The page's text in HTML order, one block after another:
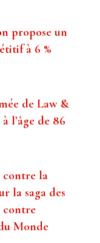
propose un
à 6 %
de Law &
l’âge de 86
contre la
la saga des
contre
Monde